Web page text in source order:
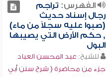
الفهرس: تراجم
رجال إسناد حديث
(صبوا عليه سجلاً من ماء)
, حكم الأرض التي يصيبها
البول
للشيخ: عبد المحسن العباد
جزء من محاضرة ( شرح سنن أبي